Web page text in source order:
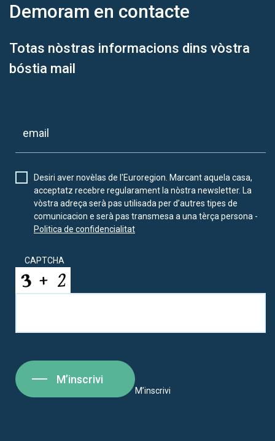
Demoram en contacte
Totas nòstras informacions dins vòstra
bóstia mail
Desiri aver novèlas de l'Euroregion. Marcant aquela casa,
acceptatz recebre regularament la nòstra newsletter. La
vòstra adreça serà pas utilisada per d’autres tipes de
comunicacion e serà pas transmesa a una tèrça persona -
Politica de confidencialitat
CAPTCHA
M’inscrivi
M’inscrivi